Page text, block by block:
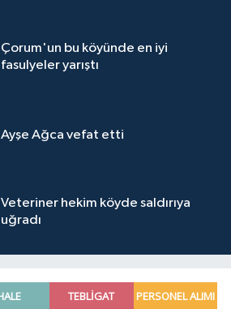
Çorum'un bu köyünde en iyi
fasulyeler yarıştı
Ayşe Ağca vefat etti
Veteriner hekim köyde saldırıya
uğradı